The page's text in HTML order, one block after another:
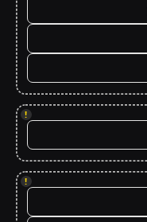
!
!